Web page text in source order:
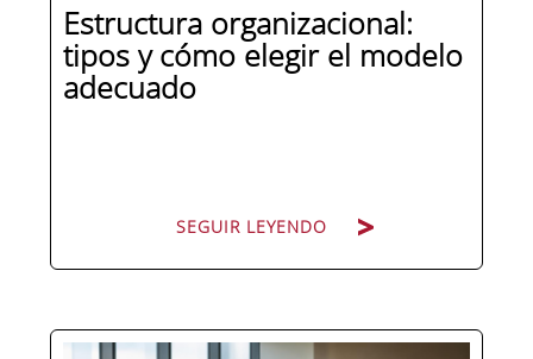
Estructura organizacional:
tipos y cómo elegir el modelo
adecuado
SEGUIR LEYENDO
Cuando una organización crece o